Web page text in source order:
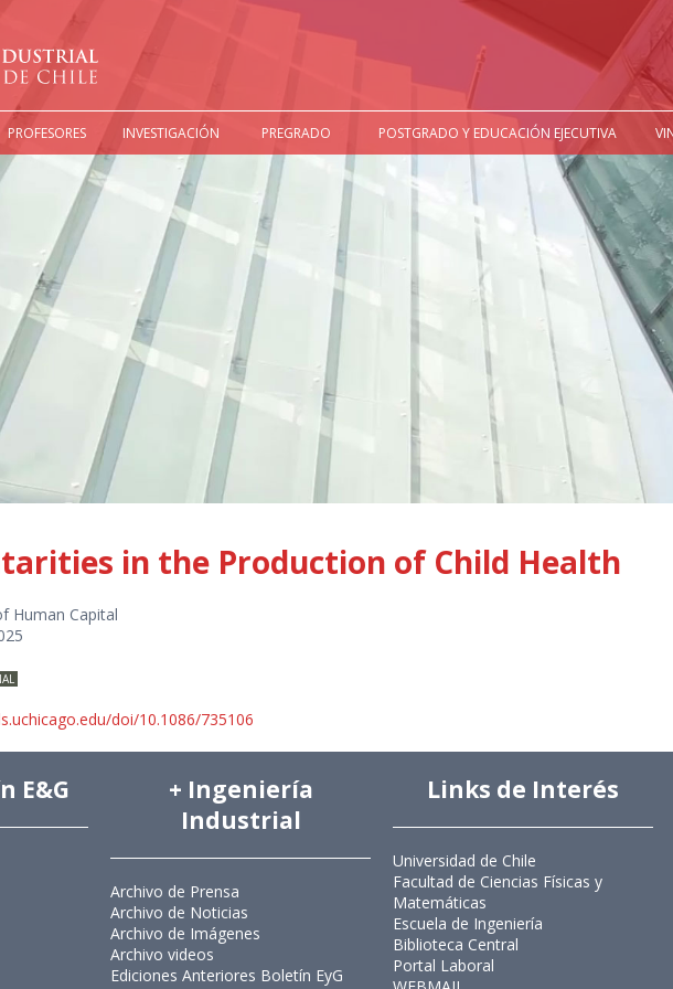
PROFESORES INVESTIGACIÓN PREGRADO POSTGRADO Y EDUCACIÓN EJECUTIVA
in the Production of Child Health
Human Capital
doi/10.1086/735106
E&G
+ Ingeniería
Industrial
Archivo de Prensa
Archivo de Noticias
Archivo de Imágenes
Archivo videos
Ediciones Anteriores Boletín EyG
Links de Interés
Universidad de Chile
Facultad de Ciencias Físicas y
Matemáticas
Escuela de Ingeniería
Biblioteca Central
Portal Laboral